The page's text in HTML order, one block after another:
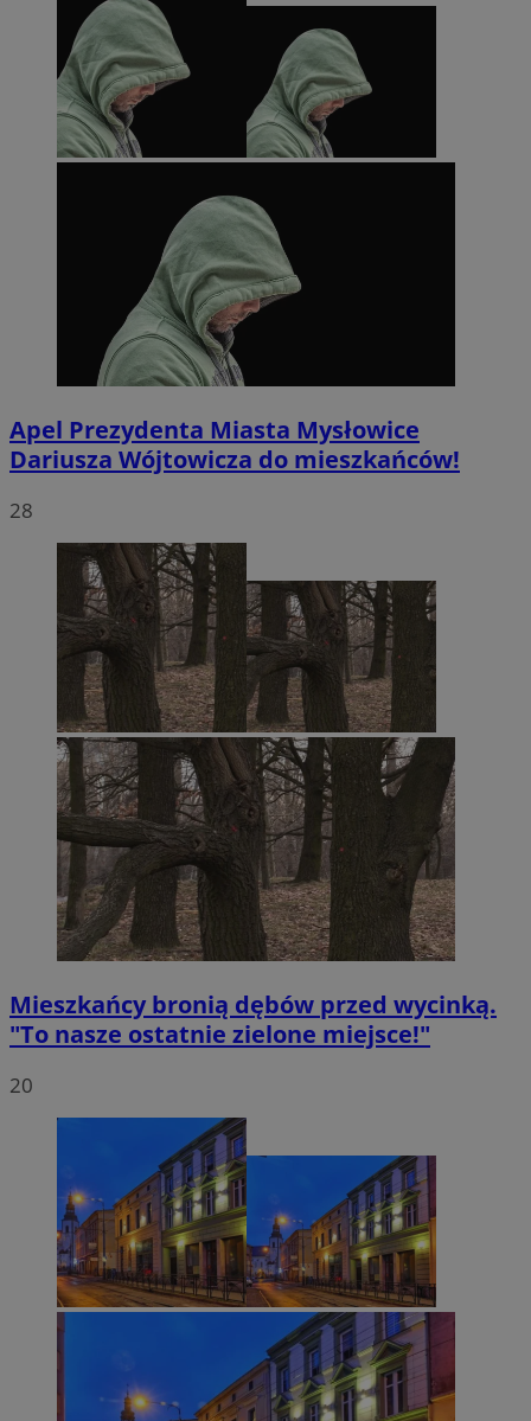
Apel Prezydenta Miasta Mysłowice
Dariusza Wójtowicza do mieszkańców!
28
Mieszkańcy bronią dębów przed wycinką.
"To nasze ostatnie zielone miejsce!"
20